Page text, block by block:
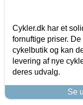
Cykler.dk har et
fornuftige priser.
cykelbutik og kan
levering af nye
deres udvalg.
Se